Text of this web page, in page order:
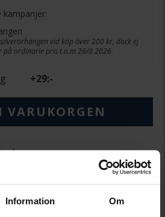
Information Om
kampanjer:
vid köp över 200 kr, dock ej
på ordinarie pris t.o.m 26/8 2026.
+29:-
VARUKORGEN
onlineköp.